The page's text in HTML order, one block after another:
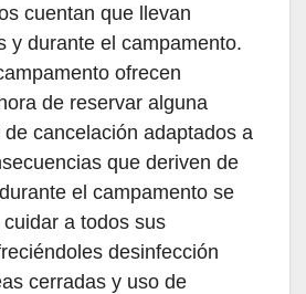
cuentan que llevan
y durante el campamento.
ofrecen
de reservar alguna
cancelación adaptados a
que deriven de
el campamento se
a todos sus
desinfección
cerradas y uso de